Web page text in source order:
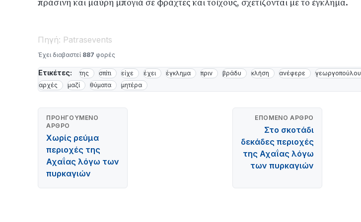
πράσινη και μαύρη μπογιά σε φράχτες και τοίχους, σχετίζονται με το έγκλημα.
Πηγή: Patrasevents
Έχει διαβαστεί 887 φορές
Ετικέτες: της σπίτι είχε έχει έγκλημα πριν βράδυ κλήση ανέφερε γεωργοπούλου
αρχές
μαζί θύματα μητέρα
ΠΡΟΗΓΟΎΜΕΝΟ
ΆΡΘΡΟ
Χωρίς ρεύμα
περιοχές της
Αχαΐας λόγω των
πυρκαγιών
ΕΠΌΜΕΝΟ ΆΡΘΡΟ
Στο σκοτάδι
δεκάδες περιοχές
της Αχαΐας λόγω
των πυρκαγιών